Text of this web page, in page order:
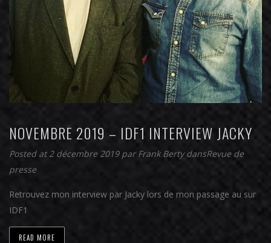
NOVEMBRE 2019 – IDF1 INTERVIEW JACKY
Posted at 2 décembre 2019 par Frank BertydansRevue de
presse
Retrouvez mon interview par Jacky lors de mon passage au sur
IDF1
READ MORE